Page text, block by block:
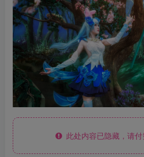
此处内容已隐藏，请付